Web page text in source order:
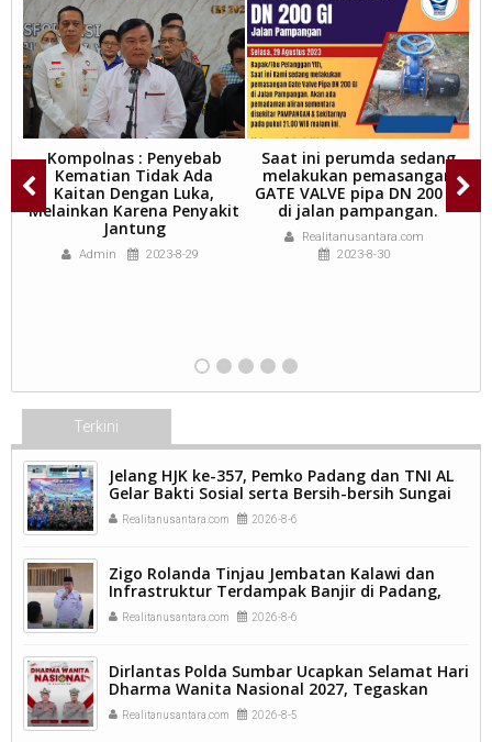
Kompolnas : Penyebab
Kematian Tidak Ada
Kaitan Dengan Luka,
Melainkan Karena Penyakit
Jantung
Admin 2023-8-29
Saat ini perumda sedang
melakukan pemasangan
GATE VALVE pipa DN 200 GI
di jalan pampangan.
Realitanusantara.com
2023-8-30
Terkini
Jelang HJK ke-357, Pemko Padang dan TNI AL
Gelar Bakti Sosial serta Bersih-bersih Sungai
Batang Arau.
Realitanusantara.com 2026-8-6
Zigo Rolanda Tinjau Jembatan Kalawi dan
Infrastruktur Terdampak Banjir di Padang,
Pemulihan Pascabencana Jadi Prioritas.
Realitanusantara.com 2026-8-6
Dirlantas Polda Sumbar Ucapkan Selamat Hari
Dharma Wanita Nasional 2027, Tegaskan
Peran Perempuan sebagai Pilar Bangsa
Realitanusantara.com 2026-8-5